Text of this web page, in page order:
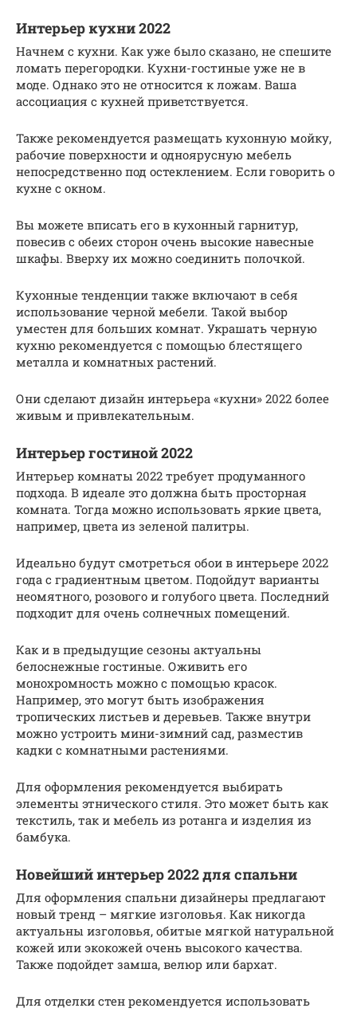
Интерьер кухни 2022
Начнем с кухни. Как уже было сказано, не спешите
ломать перегородки. Кухни-гостиные уже не в
моде. Однако это не относится к ложам. Ваша
ассоциация с кухней приветствуется.
Также рекомендуется размещать кухонную мойку,
рабочие поверхности и одноярусную мебель
непосредственно под остеклением. Если говорить о
кухне с окном.
Вы можете вписать его в кухонный гарнитур,
повесив с обеих сторон очень высокие навесные
шкафы. Вверху их можно соединить полочкой.
Кухонные тенденции также включают в себя
использование черной мебели. Такой выбор
уместен для больших комнат. Украшать черную
кухню рекомендуется с помощью блестящего
металла и комнатных растений.
Они сделают дизайн интерьера «кухни» 2022 более
живым и привлекательным.
Интерьер гостиной 2022
Интерьер комнаты 2022 требует продуманного
подхода. В идеале это должна быть просторная
комната. Тогда можно использовать яркие цвета,
например, цвета из зеленой палитры.
Идеально будут смотреться обои в интерьере 2022
года с градиентным цветом. Подойдут варианты
неомятного, розового и голубого цвета. Последний
подходит для очень солнечных помещений.
Как и в предыдущие сезоны актуальны
белоснежные гостиные. Оживить его
монохромность можно с помощью красок.
Например, это могут быть изображения
тропических листьев и деревьев. Также внутри
можно устроить мини-зимний сад, разместив
кадки с комнатными растениями.
Для оформления рекомендуется выбирать
элементы этнического стиля. Это может быть как
текстиль, так и мебель из ротанга и изделия из
бамбука.
Новейший интерьер 2022 для спальни
Для оформления спальни дизайнеры предлагают
новый тренд – мягкие изголовья. Как никогда
актуальны изголовья, обитые мягкой натуральной
кожей или экокожей очень высокого качества.
Также подойдет замша, велюр или бархат.
Для отделки стен рекомендуется использовать